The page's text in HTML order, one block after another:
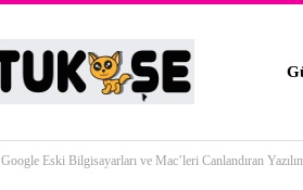
Google Eski Bilgisayarları ve Mac’leri Canlandıran